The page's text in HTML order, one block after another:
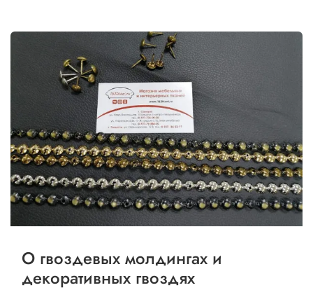
О гвоздевых молдингах и
декоративных гвоздях